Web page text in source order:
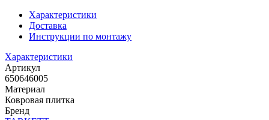
Характеристики
Доставка
Инструкции по монтажу
Характеристики
Артикул
650646005
Материал
Ковровая плитка
Бренд